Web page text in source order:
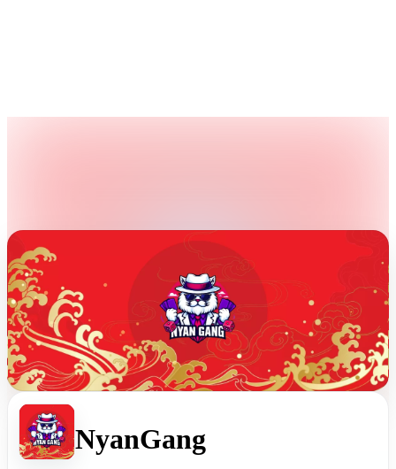
NyanGang